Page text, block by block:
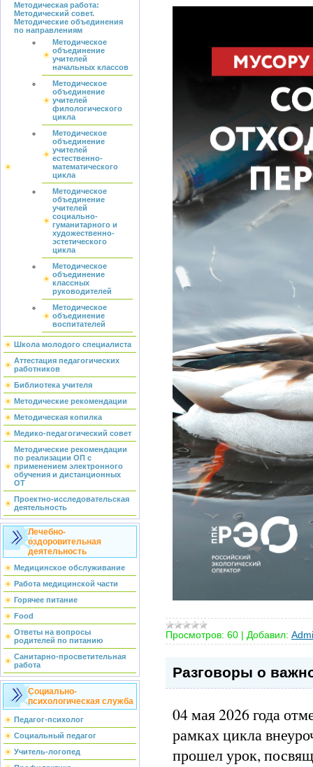
Методическая работа:
Методический совет.
Методические объединения
по направлениям
Методическое
объединение
учителей
начальных классов
Методическое
объединение
учителей
филологического
цикла
Методическое
объединение
учителей
естественно-
математического
цикла
Методическое
объединение
учителей
социально-
гуманитарного и
художественно-
эстетического
цикла
Методическое
объединение
классных
руководителей
Методическое
объединение
воспитателей
Школа молодого специалиста
Аттестация педагогических
работников
Библиотека учителя
Методические рекомендации
Методическая копилка
Медико-педагогический совет
Методические рекомендации
по реализации ОП с
применением электронного
обучения и дистанционных
ОТ
Проектно-исследовательская
деятельность
Лечебно-
оздоровительная
деятельность
Медицинское обслуживание
Работа медицинской части
Горячее питание
Food
Ответы на вопросы
родителей по питанию
Санитарно-просветительная
работа
Социально-
психологическая служба
Педагог-психолог
Социальный педагог
Учитель-логопед
Просмотров: 60 | Добавил:
Разговоры о
04 мая 2026 года
рамках цикла
прошел урок,